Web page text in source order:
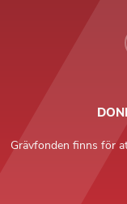
Grävfonden finns för